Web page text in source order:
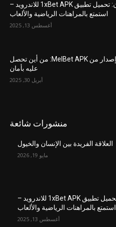
عنوان: تحميل تطبيق 1xBet APK للاندرويد –
استمتع بالمراهنات الرياضية والألعاب
أغسطس 13, 2025
أحدث إصدار من MelBet APK: من أين تحصل
عليه بأمان
أبريل 30, 2025
منشورات شائعة
العلاقة الفريدة بين الإنسان والخيول
مايو 19, 2026
عنوان: تحميل تطبيق 1xBet APK للاندرويد –
استمتع بالمراهنات الرياضية والألعاب
أغسطس 13, 2025